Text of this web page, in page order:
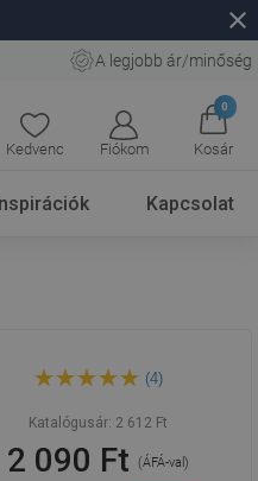
close
A legjobb ár/minőség
Kedvenc Fiókom
0
Kosár
Kapcsolat
Mexen R-76 bidet kézi
zuhanyfej, króm - 79576-00
(4)
Katalógusár: 2 612 Ft
2 090 Ft(ÁFÁ-val)